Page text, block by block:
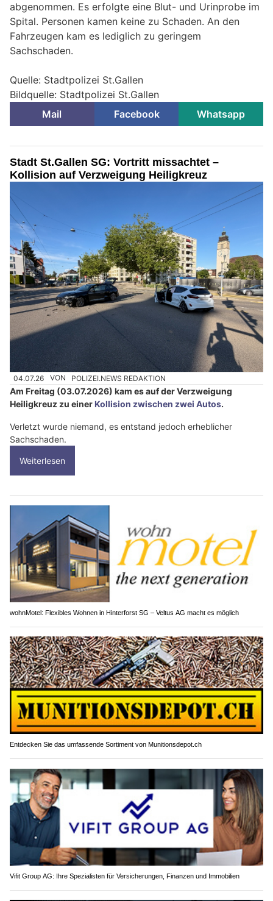
abgenommen. Es erfolgte eine Blut- und Urinprobe im
Spital. Personen kamen keine zu Schaden. An den
Fahrzeugen kam es lediglich zu geringem
Sachschaden.
Quelle: Stadtpolizei St.Gallen
Bildquelle: Stadtpolizei St.Gallen
Mail
Facebook Whatsapp
Stadt St.Gallen SG: Vortritt missachtet –
Kollision auf Verzweigung Heiligkreuz
04.07.26 VON POLIZEI.NEWS REDAKTION
Am Freitag (03.07.2026) kam es auf der Verzweigung
Heiligkreuz zu einer Kollision zwischen zwei Autos.
Verletzt wurde niemand, es entstand jedoch erheblicher
Sachschaden.
Weiterlesen
wohnMotel: Flexibles Wohnen in Hinterforst SG – Veltus AG macht es möglich
Entdecken Sie das umfassende Sortiment von Munitionsdepot.ch
Vifit Group AG: Ihre Spezialisten für Versicherungen, Finanzen und Immobilien